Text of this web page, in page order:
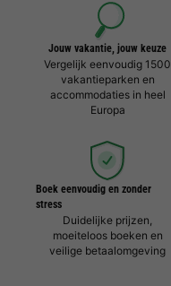
Jouw vakantie, jouw keuze
Vergelijk eenvoudig 1500
vakantieparken en
accommodaties in heel
Europa
Boek eenvoudig en zonder
stress
Duidelijke prijzen,
moeiteloos boeken en
veilige betaalomgeving